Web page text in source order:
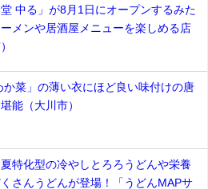
堂 中る」が8月1日にオープンするみた
メンや居酒屋メニューを楽しめる店
か菜」の薄い衣にほど良い味付けの唐
能（大川市）
夏特化型の冷やしとろろうどんや栄養
さんうどんが登場！「うどんMAPサ